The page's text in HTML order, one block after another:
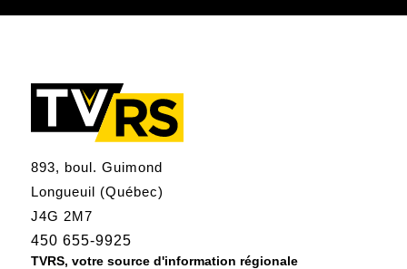
893, boul. Guimond
Longueuil (Québec)
J4G 2M7
450 655-9925
TVRS, votre source d'information régionale